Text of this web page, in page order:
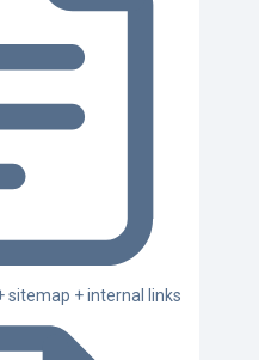
sitemap + internal links